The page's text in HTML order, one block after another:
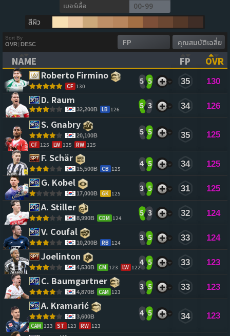
เบอร์เสื้อ
สีผิว
Sort By
OVR| DESC
NAME
(CLICK TO CLEAR SORTING)
FP
OVR
Roberto Firmino
CF 130
5 5 35 130
D. Raum
32,200B LB 126 5 3 34 126
S. Gnabry
20,100B
CF 125 LW 125 RW 125
5 5 35 125
F. Schär
15,500B CB 125
4 5 34 125
G. Kobel
17,000B GK 125
3 5 31 125
A. Stiller
8,990B CDM 124
5 3 32 124
V. Coufal
10,200B RB 124
3 5 33 124
Joelinton
4,530B CM 123 LW 122
4 5 33 123
C. Baumgartner
4,870B CAM 123
3 5 33 123
A. Kramarić
3,600B
CAM 123 ST 123 RW 123
4 5 34 123